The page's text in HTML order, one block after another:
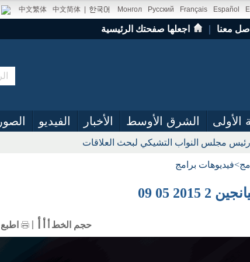
Español
Français
Русский
Монгол
中文简体
中文繁体
معنا اجعلها صفحتك الرئيسية
الأولى الشرق الأوسط الأخبار الفيديو الصور
مجلس النواب التشيكي لبحث العلاقات
>فيديوهات برامج
05 09
اطبع حجم الخط